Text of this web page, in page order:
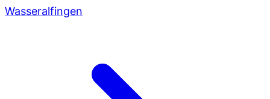
Wasseralfingen